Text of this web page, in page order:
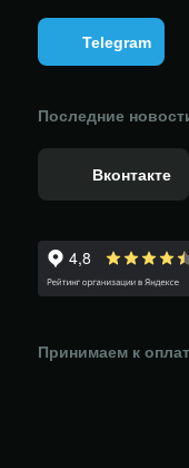
Telegram
Последние
Вконтакте
Принимаем к